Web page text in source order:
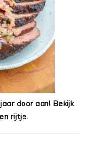
door aan! Bekijk
rijtje.